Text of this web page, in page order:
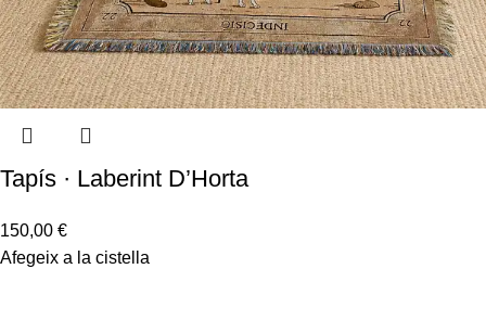
Tapís · Laberint D’Horta
150,00 €
Afegeix a la cistella